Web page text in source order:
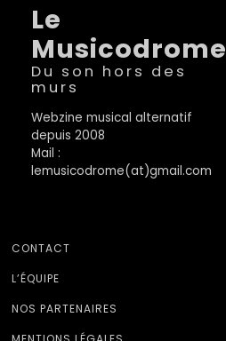
Le
Musicodrome
Du son hors des
murs
Webzine musical alternatif
depuis 2008
Mail :
lemusicodrome(at)gmail.com
CONTACT
L’ÉQUIPE
NOS PARTENAIRES